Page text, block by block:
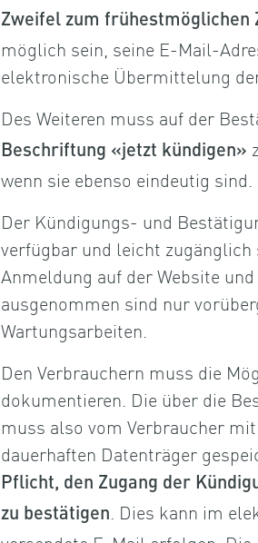
Zweifel zum frühestmöglichen
möglich sein, seine E-Mail-
elektronische Übermittelung
Des Weiteren muss auf der
Beschriftung «jetzt kündigen»
wenn sie ebenso eindeutig sind.
Der Kündigungs- und
verfügbar und leicht
Anmeldung auf der Website
ausgenommen sind nur
Wartungsarbeiten.
Den Verbrauchern muss die
dokumentieren. Die über die
muss also vom Verbraucher
dauerhaften Datenträger
Pflicht, den Zugang der
zu bestätigen
. Dies kann im